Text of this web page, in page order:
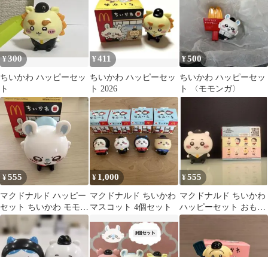
¥300
ちいかわ ハッピーセッ
ト
¥411
ちいかわ ハッピーセッ
ト 2026
¥500
ちいかわ ハッピーセッ
ト 〈モモンガ〉
¥555
マクドナルド ハッピー
セット ちいかわ モモン
ガフィギュア
¥ 1,000
マクドナルド ちいかわ
マスコット 4個セット
¥555
マクドナルド ちいかわ
ハッピーセット おもち
ゃ